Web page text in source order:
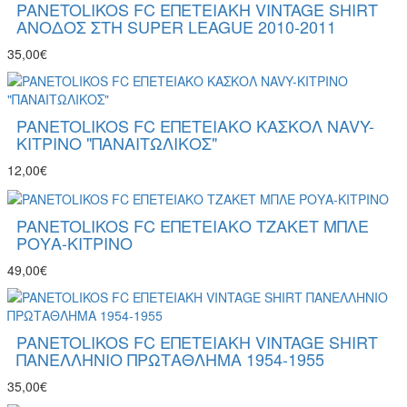
PANETOLIKOS FC ΕΠΕΤΕΙΑΚΗ VINTAGE SHIRT
ΑΝΟΔΟΣ ΣΤΗ SUPER LEAGUE 2010-2011
35,00€
PANETOLIKOS FC ΕΠΕΤΕΙΑΚΟ ΚΑΣΚΟΛ NAVY-
ΚΙΤΡΙΝΟ "ΠΑΝΑΙΤΩΛΙΚΟΣ"
12,00€
PANETOLIKOS FC ΕΠΕΤΕΙΑΚΟ ΤΖΑΚΕΤ ΜΠΛΕ
ΡΟΥΑ-ΚΙΤΡΙΝΟ
49,00€
PANETOLIKOS FC ΕΠΕΤΕΙΑΚΗ VINTAGE SHIRT
ΠΑΝΕΛΛΗΝΙΟ ΠΡΩΤΑΘΛΗΜΑ 1954-1955
35,00€